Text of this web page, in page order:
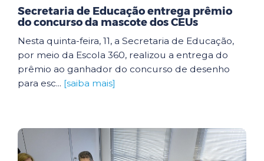
Secretaria de Educação entrega prêmio
do concurso da mascote dos CEUs
Nesta quinta-feira, 11, a Secretaria de Educação,
por meio da Escola 360, realizou a entrega do
prêmio ao ganhador do concurso de desenho
para esc... [saiba mais]